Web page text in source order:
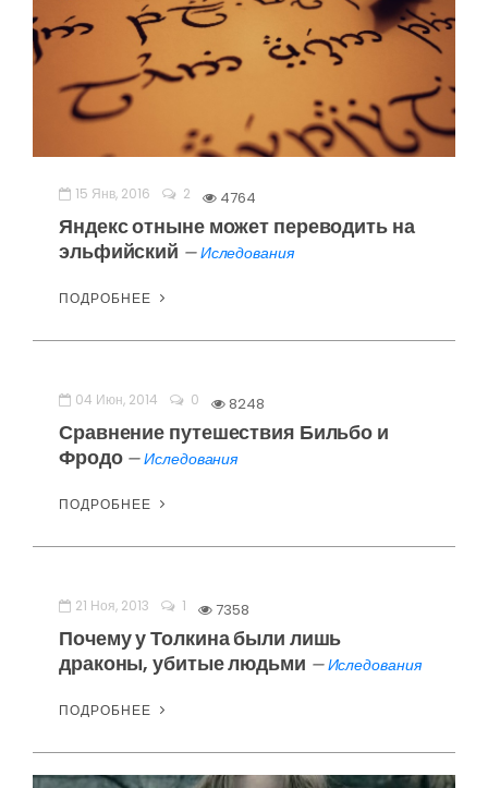
15 Янв, 2016 2 4764
Яндекс отныне может переводить на
эльфийский —Иследования
ПОДРОБНЕЕ
04 Июн, 2014 0 8248
Сравнение путешествия Бильбо и
Фродо —Иследования
ПОДРОБНЕЕ
21 Ноя, 2013 1 7358
Почему у Толкина были лишь
драконы, убитые людьми —Иследования
ПОДРОБНЕЕ